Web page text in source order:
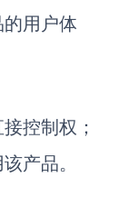
用户体
控制权；
产品。